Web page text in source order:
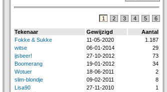
1 2 3 4 5 6
Tekenaar Gewijzigd
Aantal
Fokke & Sukke
11-05-2020
1.187
witse
06-01-2014
29
ijsbeer!
27-10-2012
73
Boomerang
19-01-2012
34
Wotuer
18-06-2011
2
slim-blondje
09-02-2011
8
Lisa90
27-11-2010
1